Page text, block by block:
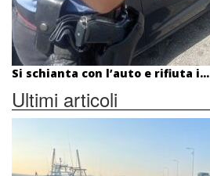
Si schianta con l’auto e rifiuta i...
Ultimi articoli